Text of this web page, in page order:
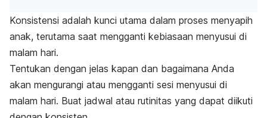
Konsistensi adalah kunci utama dalam proses menyapih
anak, terutama saat mengganti kebiasaan menyusui di
malam hari.
Tentukan dengan jelas kapan dan bagaimana Anda
akan mengurangi atau mengganti sesi menyusui di
malam hari. Buat jadwal atau rutinitas yang dapat diikuti